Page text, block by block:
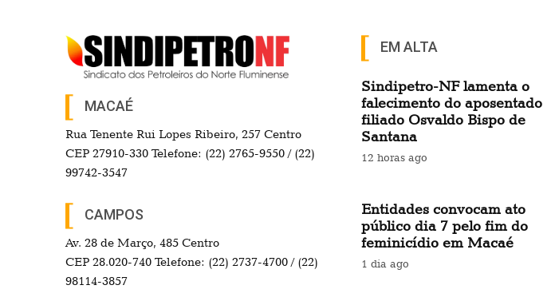
MACAÉ
Rua Tenente Rui Lopes Ribeiro, 257 Centro
CEP 27910-330 Telefone: (22) 2765-9550 / (22)
99742-3547
CAMPOS
Av. 28 de Março, 485 Centro
CEP 28.020-740 Telefone: (22) 2737-4700 / (22)
98114-3857
EM ALTA
Sindipetro-NF lamenta o
falecimento do aposentado
filiado Osvaldo Bispo de
Santana
12 horas ago
Entidades convocam ato
público dia 7 pelo fim do
feminicídio em Macaé
1 dia ago